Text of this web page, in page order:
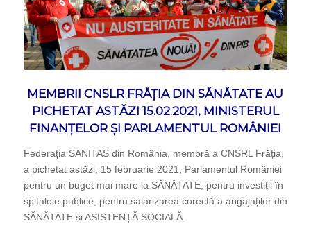
MEMBRII CNSLR FRĂȚIA DIN SĂNĂTATE AU
PICHETAT ASTĂZI 15.02.2021, MINISTERUL
FINANȚELOR ȘI PARLAMENTUL ROMÂNIEI
Federația SANITAS din România, membră a CNSRL Frăția,
a pichetat astăzi, 15 februarie 2021, Parlamentul României
pentru un buget mai mare la SĂNĂTATE, pentru investiții în
spitalele publice, pentru salarizarea corectă a angajaților din
SĂNĂTATE și ASISTENȚĂ SOCIALĂ.